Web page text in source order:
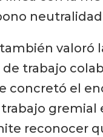
neutralidad
valoró
trabajo
concretó el
trabajo gremial
reconocer